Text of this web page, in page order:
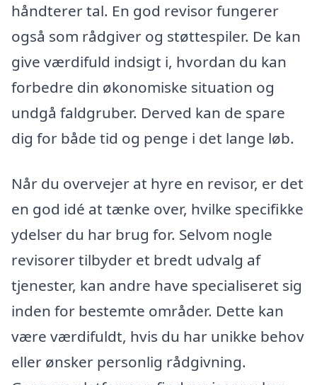
håndterer tal. En god revisor fungerer
også som rådgiver og støttespiler. De kan
give værdifuld indsigt i, hvordan du kan
forbedre din økonomiske situation og
undgå faldgruber. Derved kan de spare
dig for både tid og penge i det lange løb.
Når du overvejer at hyre en revisor, er det
en god idé at tænke over, hvilke specifikke
ydelser du har brug for. Selvom nogle
revisorer tilbyder et bredt udvalg af
tjenester, kan andre have specialiseret sig
inden for bestemte områder. Dette kan
være værdifuldt, hvis du har unikke behov
eller ønsker personlig rådgivning.